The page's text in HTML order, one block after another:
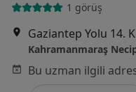
1 görüş
Kahramanmaraş